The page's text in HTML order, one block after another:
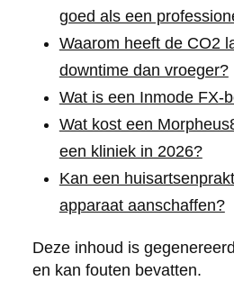
goed als een
Waarom heeft de CO2
downtime dan vroeger?
Wat is een Inmode FX-
Wat kost een
een kliniek in 2026?
Kan een
apparaat aanschaffen?
Deze inhoud is
en kan fouten bevatten.